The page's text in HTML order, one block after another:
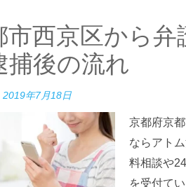
市西京区から
捕後の流れ
2019年7月18日
京都府京
ならアト
料相談や
を受付て